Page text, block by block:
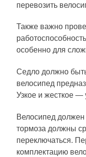
перевозить
Также важно
особенно для
Седло должно
велосипед
Узкое и жесткое —
Велосипед должен
тормоза должны
переключаться.
комплектацию